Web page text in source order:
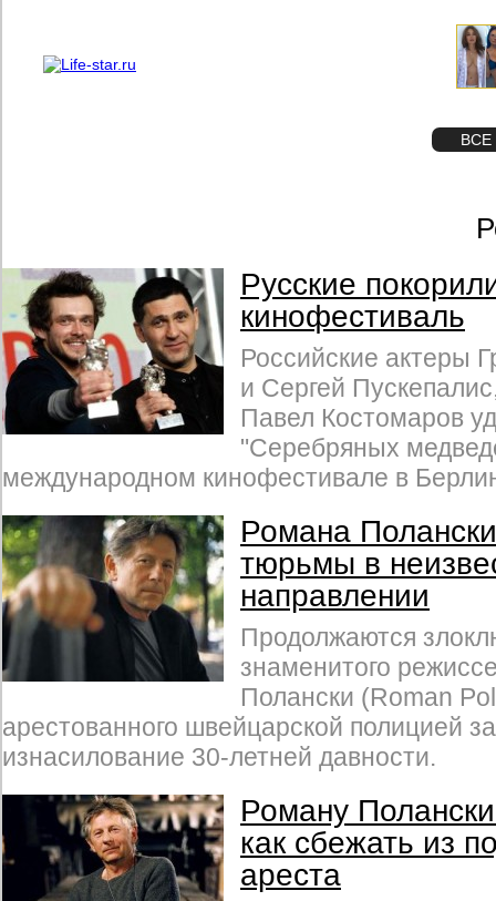
ВСЕ
Русские
кинофестиваль
Российские актеры
и Сергей
Павел Костомаров
"Серебряных
международном кинофестивале в
Романа
тюрьмы в
направлении
Продолжаются
знаменитого
Полански (Roman
арестованного швейцарской полицией
изнасилование 30-летней давности.
Роману
как сбежать из
ареста